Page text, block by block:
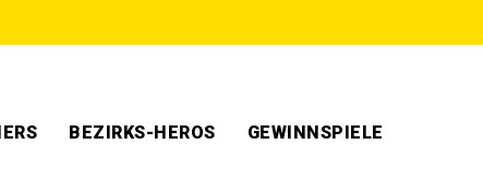
BEZIRKS-HEROS GEWINNSPIELE